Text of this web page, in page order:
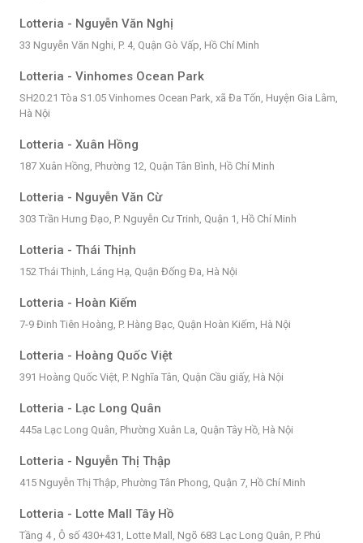
Lotteria - Nguyễn Văn Nghị
33 Nguyễn Văn Nghi, P. 4, Quận Gò Vấp, Hồ Chí Minh
Lotteria - Vinhomes Ocean Park
SH20.21 Tòa S1.05 Vinhomes Ocean Park, xã Đa Tốn, Huyện Gia Lâm,
Hà Nội
Lotteria - Xuân Hồng
187 Xuân Hồng, Phường 12, Quận Tân Bình, Hồ Chí Minh
Lotteria - Nguyễn Văn Cừ
303 Trần Hưng Đạo, P. Nguyễn Cư Trinh, Quận 1, Hồ Chí Minh
Lotteria - Thái Thịnh
152 Thái Thịnh, Láng Hạ, Quận Đống Đa, Hà Nội
Lotteria - Hoàn Kiếm
7-9 Đinh Tiên Hoàng, P. Hàng Bạc, Quận Hoàn Kiếm, Hà Nội
Lotteria - Hoàng Quốc Việt
391 Hoàng Quốc Việt, P. Nghĩa Tân, Quận Cầu giấy, Hà Nội
Lotteria - Lạc Long Quân
445a Lạc Long Quân, Phường Xuân La, Quận Tây Hồ, Hà Nội
Lotteria - Nguyễn Thị Thập
415 Nguyễn Thị Thập, Phường Tân Phong, Quận 7, Hồ Chí Minh
Lotteria - Lotte Mall Tây Hồ
Tầng 4 , Ô số 430+431, Lotte Mall, Ngõ 683 Lạc Long Quân, P. Phú